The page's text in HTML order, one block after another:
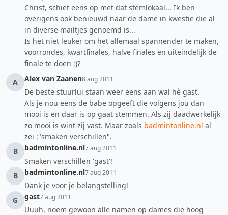
Christ, schiet eens op met dat stemlokaal... Ik ben
overigens ook benieuwd naar de dame in kwestie die al
in diverse mailtjes genoemd is...
Is het niet leuker om het allemaal spannender te maken,
voorrondes, kwartfinales, halve finales en uiteindelijk de
finale te doen :)?
A
Alex van Zaanen8 aug 2011
De beste stuurlui staan weer eens aan wal hè gast.
Als je nou eens de babe opgeeft die volgens jou dan
mooi is en daar is op gaat stemmen. Als zij daadwerkelijk
zo mooi is wint zij vast. Maar zoals badmintonline.nl al
zei :"smaken verschillen".
B
badmintonline.nl7 aug 2011
Smaken verschillen 'gast'!
B
badmintonline.nl7 aug 2011
Dank je voor je belangstelling!
G
gast7 aug 2011
Uuuh, noem gewoon alle namen op dames die hoog